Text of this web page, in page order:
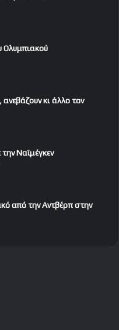
Ολυμπιακού
κι άλλο τον
Ναϊμέγκεν
από την Αντβέρπ στην